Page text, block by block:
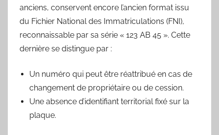
anciens, conservent encore l’ancien format issu
du Fichier National des Immatriculations (FNI),
reconnaissable par sa série « 123 AB 45 ». Cette
dernière se distingue par :
Un numéro qui peut être réattribué en cas de
changement de propriétaire ou de cession.
Une absence d’identifiant territorial fixé sur la
plaque.